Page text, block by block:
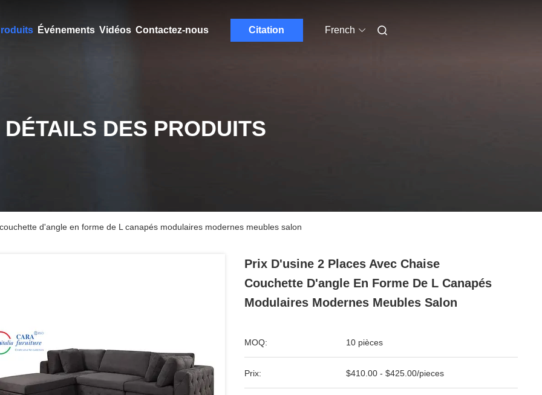
Événements Vidéos Contactez-nous Citation French
DÉTAILS DES PRODUITS
d'angle en forme de L canapés modulaires modernes meubles salon
Prix D'usine 2 Places Avec Chaise
Couchette D'angle En Forme De L Canapés
Modulaires Modernes Meubles Salon
MOQ: 10 pièces
Prix: $410.00 - $425.00/pieces